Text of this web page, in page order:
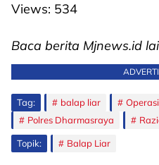
Views: 534
Baca berita Mjnews.id
Tag: balap liar
Polres Dharmasraya
Topik: Balap Liar